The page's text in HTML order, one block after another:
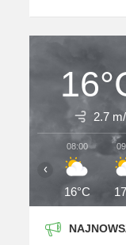
2.7
08:00
16°C
‹